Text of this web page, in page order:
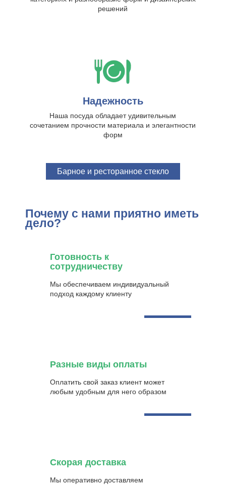
решений
Надежность
Наша посуда обладает удивительным
сочетанием прочности материала и элегантности
форм
Барное и ресторанное стекло
Почему с нами приятно иметь
дело?
Готовность к
сотрудничеству
Мы обеспечиваем индивидуальный
подход каждому клиенту
Разные виды оплаты
Оплатить свой заказ клиент может
любым удобным для него образом
Скорая доставка
Мы оперативно доставляем